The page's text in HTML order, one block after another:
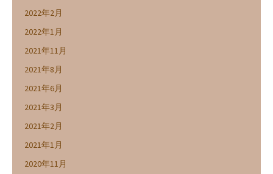
2022年2月
2022年1月
2021年11月
2021年8月
2021年6月
2021年3月
2021年2月
2021年1月
2020年11月